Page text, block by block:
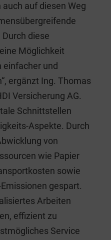
auf diesen Weg
diese
Möglichkeit
einfacher und
ergänzt Ing. Thomas
Versicherung AG.
Schnittstellen
Aspekte. Durch
von
wie Papier
sowie
gespart.
Arbeiten
effizient zu
Service